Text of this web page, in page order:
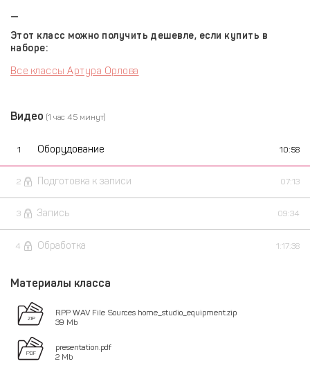
—
Этот класс можно получить дешевле, если купить в
наборе:
Все классы Артура Орлова
Видео (1 час 45 минут)
1 Оборудование 10:58
2 Подготовка к записи 07:13
3 Запись 09:34
4 Обработка 1:17:38
Материалы класса
RPP WAV File Sources home_studio_equipment.zip
39 Mb
presentation.pdf
2 Mb